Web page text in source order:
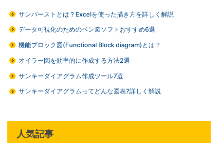
サンバーストとは？Excelを使った描き方を詳しく解説
データ可視化のためのベン図ソフトおすすめ6選
機能ブロック図(Functional Block diagram)とは？
オイラー図を効率的に作成する方法2選
サンキーダイアグラム作成ツール7選
サンキーダイアグラムってどんな図表?詳しく解説
人気記事